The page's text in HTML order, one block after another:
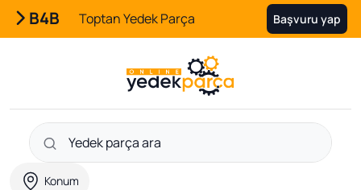
B4B Toptan Yedek Parça Başvuru yap
Konum